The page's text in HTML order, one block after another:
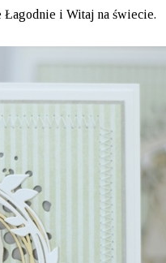
Łagodnie i Witaj na świecie.